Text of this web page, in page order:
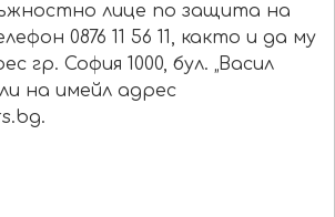
лице по защита на
0876 11 56 11, както и да му
гр. София 1000, бул. „Васил
на имейл адрес